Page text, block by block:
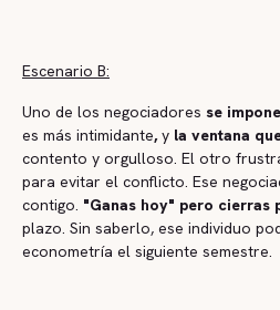
Escenario B:
Uno de los negociadores se
es más intimidante,y la ventana
contento y orgulloso. El otro
para evitar el conflicto. Ese
contigo. "Ganas hoy" pero cierras
plazo. Sin saberlo, ese individuo
econometría el siguiente semestre.